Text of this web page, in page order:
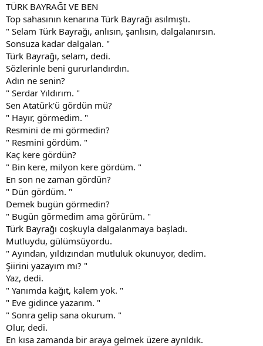
TÜRK BAYRAĞI VE BEN
Top sahasının kenarına Türk Bayrağı asılmıştı.
" Selam Türk Bayrağı, anlısın, şanlısın, dalgalanırsın.
Sonsuza kadar dalgalan. "
Türk Bayrağı, selam, dedi.
Sözlerinle beni gururlandırdın.
Adın ne senin?
" Serdar Yıldırım. "
Sen Atatürk'ü gördün mü?
" Hayır, görmedim. "
Resmini de mi görmedin?
" Resmini gördüm. "
Kaç kere gördün?
" Bin kere, milyon kere gördüm. "
En son ne zaman gördün?
" Dün gördüm. "
Demek bugün görmedin?
" Bugün görmedim ama görürüm. "
Türk Bayrağı coşkuyla dalgalanmaya başladı.
Mutluydu, gülümsüyordu.
" Ayından, yıldızından mutluluk okunuyor, dedim.
Şiirini yazayım mı? "
Yaz, dedi.
" Yanımda kağıt, kalem yok. "
" Eve gidince yazarım. "
" Sonra gelip sana okurum. "
Olur, dedi.
En kısa zamanda bir araya gelmek üzere ayrıldık.